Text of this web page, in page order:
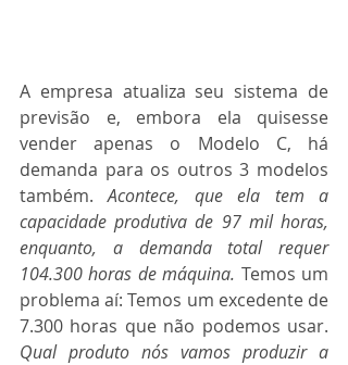
A empresa atualiza seu sistema de
previsão e, embora ela quisesse
vender apenas o Modelo C, há
demanda para os outros 3 modelos
também. Acontece, que ela tem a
capacidade produtiva de 97 mil horas,
enquanto, a demanda total requer
104.300 horas de máquina. Temos um
problema aí: Temos um excedente de
Qual produto nós vamos produzir a